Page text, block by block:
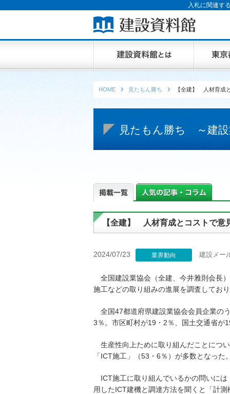
入札に関連す
HOME 見たもん勝ち 【全建】 人材育成
見たもん勝ち ～建設
【全建】 人材育成とコストで意
2024/07/23 業界動向 建設メー
全国建設業協会（全建、今井雅則会長
施工などの取り組みの進展を調査してお
全国47都道府県建設業協会会員企業の
3％。市区町村が19・2％、国土交通省が
生産性向上ために取り組んだことにつ
「ICT施工」（53・6％）が多数となった。
ICT施工に取り組んでいるかの問いには
用したICT建機と調達方法を聞くと「計